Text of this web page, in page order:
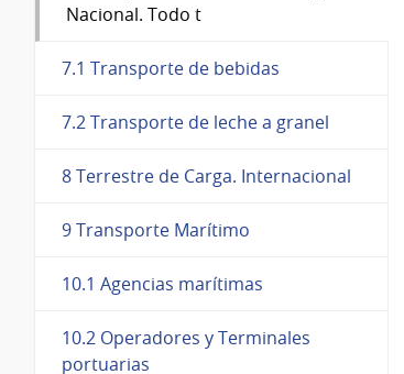
Nacional. Todo t
7.1 Transporte de bebidas
7.2 Transporte de leche a granel
8 Terrestre de Carga. Internacional
9 Transporte Marítimo
10.1 Agencias marítimas
10.2 Operadores y Terminales
portuarias